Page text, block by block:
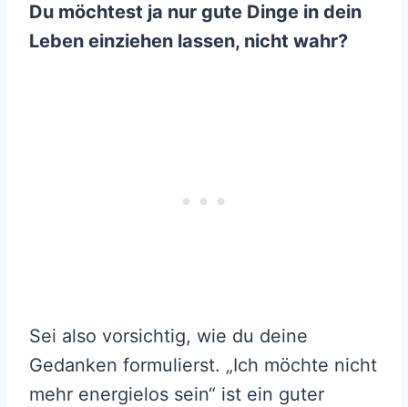
Du möchtest ja nur gute Dinge in dein
Leben einziehen lassen, nicht wahr?
Sei also vorsichtig, wie du deine
Gedanken formulierst. „Ich möchte nicht
mehr energielos sein“ ist ein guter